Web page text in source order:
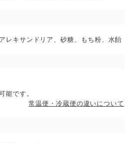
レキサンドリア、砂糖、もち粉、水飴
能です。
常温便・冷蔵便の違いについて